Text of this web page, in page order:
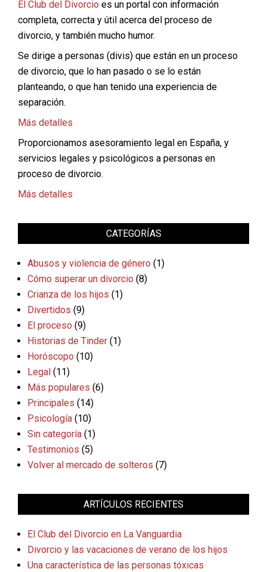
El Club del Divorcio es un portal con información
completa, correcta y útil acerca del proceso de
divorcio, y también mucho humor.
Se dirige a personas (divis) que están en un proceso
de divorcio, que lo han pasado o se lo están
planteando, o que han tenido una experiencia de
separación.
Más detalles
Proporcionamos asesoramiento legal en España, y
servicios legales y psicológicos a personas en
proceso de divorcio.
Más detalles
CATEGORÍAS
Abusos y violencia de género (1)
Cómo superar un divorcio (8)
Crianza de los hijos (1)
Divertidos (9)
El proceso (9)
Historias de Tinder (1)
Horóscopo (10)
Legal (11)
Más populares (6)
Principales (14)
Psicología (10)
Sin categoría (1)
Testimonios (5)
Volver al mercado de solteros (7)
ARTÍCULOS RECIENTES
El Club del Divorcio en La Vanguardia
Divorcio y las vacaciones de verano de los hijos
Una característica de las personas tóxicas